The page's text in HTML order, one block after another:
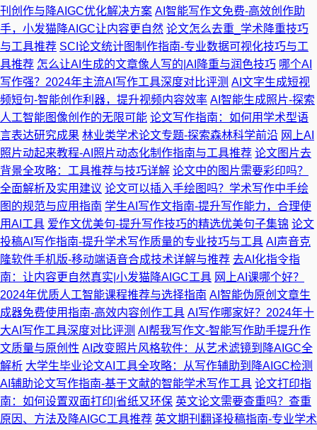
刊创作与降AIGC优化解决方案 AI智能写作文免费-高效创作助
手，小发猫降AIGC让内容更自然 论文怎么去重_学术降重技巧
与工具推荐 SCI论文统计图制作指南-专业数据可视化技巧与工
具推荐 怎么让AI生成的文章像人写的|AI降重与润色技巧 哪个AI
写作强？2024年主流AI写作工具深度对比评测 AI文字生成短视
频短句-智能创作利器，提升视频内容效率 AI智能生成照片-探索
人工智能图像创作的无限可能 论文写作指南：如何用学术型语
言表达研究成果 林业类学术论文专题-探索森林科学前沿 网上AI
照片动起来教程-AI照片动态化制作指南与工具推荐 论文图片去
背景全攻略：工具推荐与技巧详解 论文中的图片需要彩印吗？
全面解析及实用建议 论文可以插入手绘图吗？学术写作中手绘
图的规范与应用指南 学生AI写作文指南-提升写作能力，合理使
用AI工具 爱作文优美句-提升写作技巧的精选优美句子集锦 论文
投稿AI写作指南-提升学术写作质量的专业技巧与工具 AI声音克
隆软件手机版-移动端语音合成技术详解与推荐 去AI化指令指
南：让内容更自然真实|小发猫降AIGC工具 网上AI课哪个好？
2024年优质人工智能课程推荐与选择指南 AI智能伪原创文章生
成器免费使用指南-高效内容创作工具 AI写作哪家好？2024年十
大AI写作工具深度对比评测 AI帮我写作文-智能写作助手提升作
文质量与原创性 AI改变照片风格软件：从艺术滤镜到降AIGC全
解析 大学生毕业论文AI工具全攻略：从写作辅助到降AIGC检测
AI辅助论文写作指南-基于文献的智能学术写作工具 论文打印指
南：如何设置双面打印|省纸又环保 英文论文需要查重吗？查重
原因、方法及降AIGC工具推荐 英文期刊翻译投稿指南-专业学术